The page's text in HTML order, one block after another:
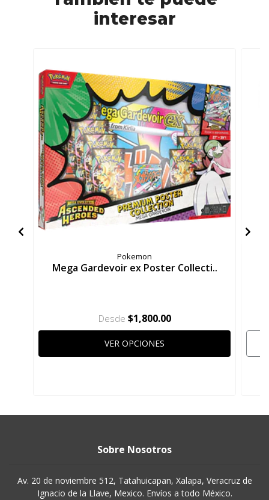
interesar
Pokemon
Mega Gardevoir ex Poster Collecti..
Desde $1,800.00
VER OPCIONES
Sobre Nosotros
Av. 20 de noviembre 512, Tatahuicapan, Xalapa, Veracruz de
Ignacio de la Llave, Mexico. Envíos a todo México.